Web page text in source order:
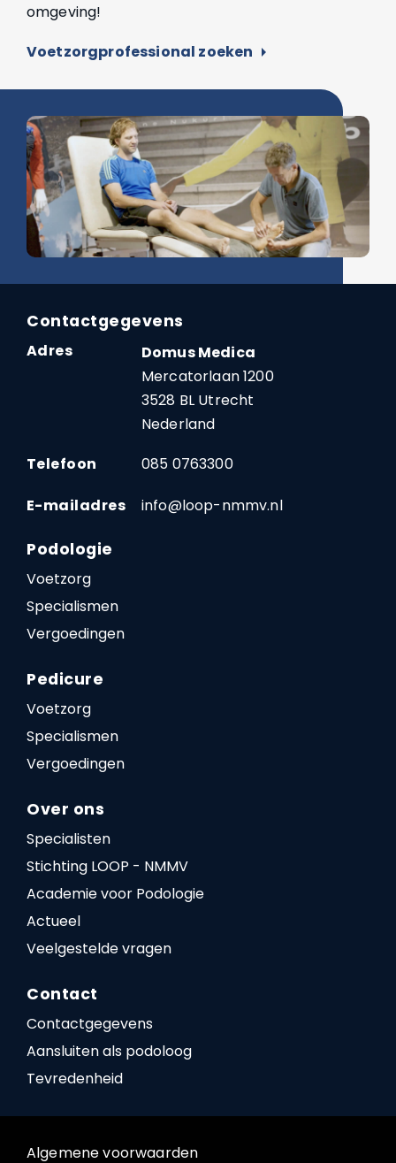
omgeving!
Voetzorgprofessional zoeken arrow_right
Contactgegevens
Adres
Domus Medica
Mercatorlaan 1200
3528 BL Utrecht
Nederland
Telefoon
085 0763300
E-mailadres info@loop-nmmv.nl
Podologie
Voetzorg
Specialismen
Vergoedingen
Pedicure
Voetzorg
Specialismen
Vergoedingen
Over ons
Specialisten
Stichting LOOP - NMMV
Academie voor Podologie
Actueel
Veelgestelde vragen
Contact
Contactgegevens
Aansluiten als podoloog
Tevredenheid
Algemene voorwaarden